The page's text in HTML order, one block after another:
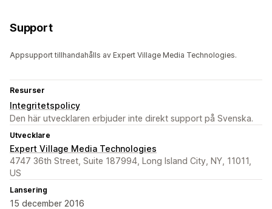
Support
Appsupport tillhandahålls av Expert Village Media Technologies.
Resurser
Integritetspolicy
Den här utvecklaren erbjuder inte direkt support på Svenska.
Utvecklare
Expert Village Media Technologies
4747 36th Street, Suite 187994, Long Island City, NY, 11011,
US
Lansering
15 december 2016